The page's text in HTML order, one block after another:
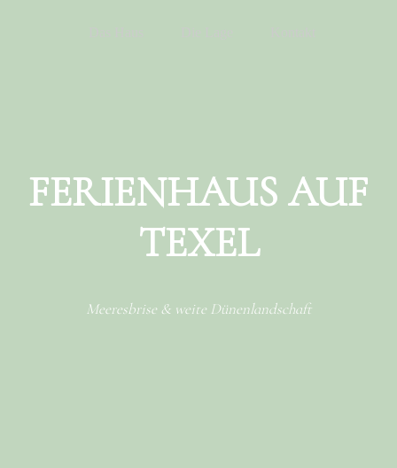
FERIENHAUS AUF
TEXEL
Meeresbrise & weite Dünenlandschaft